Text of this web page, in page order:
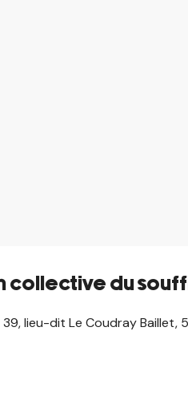
collective du
lieu-dit Le Coudray Baillet,